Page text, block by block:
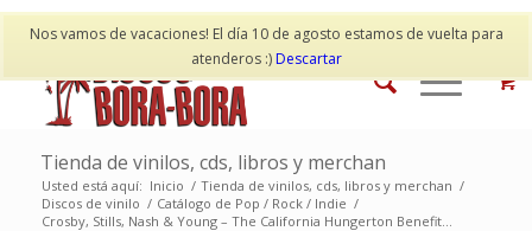
Nos vamos de vacaciones! El día 10 de agosto estamos de vuelta para
atenderos :)Descartar
Mi cuenta Contacto
Tienda de vinilos, cds, libros y merchan
Usted está aquí: Inicio / Tienda de vinilos, cds, libros y merchan /
Discos de vinilo / Catálogo de Pop / Rock / Indie /
Crosby, Stills, Nash & Young – The California Hungerton Benefit...